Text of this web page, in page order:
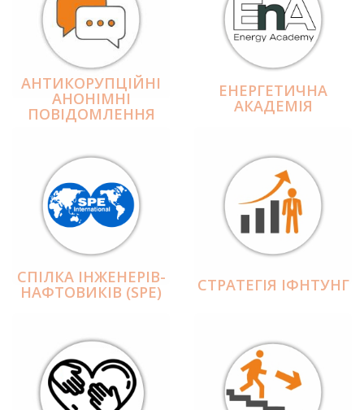
АНТИКОРУПЦІЙНІ
АНОНІМНІ
ПОВІДОМЛЕННЯ
ЕНЕРГЕТИЧНА
АКАДЕМІЯ
СПІЛКА ІНЖЕНЕРІВ-
НАФТОВИКІВ (SPE) СТРАТЕГІЯ ІФНТУНГ